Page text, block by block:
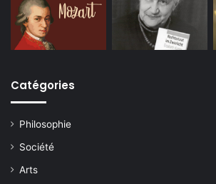
Catégories
Philosophie
Société
Arts